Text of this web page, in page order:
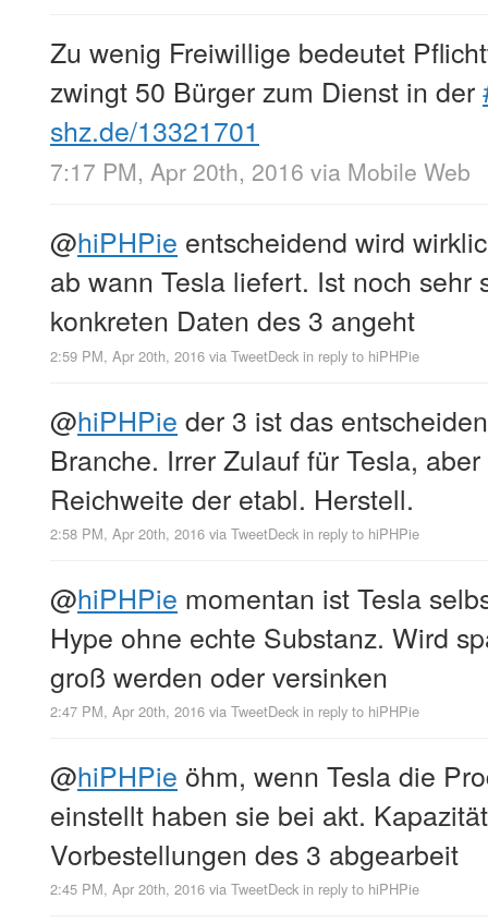
Zu wenig Freiwillige bedeutet
zwingt 50 Bürger zum Dienst in der
shz.de/13321701
7:17 PM, Apr 20th, 2016 via Mobile Web
@hiPHPie entscheidend wird
ab wann Tesla liefert. Ist noch sehr
konkreten Daten des 3 angeht
2:59 PM, Apr 20th, 2016 via TweetDeck in reply to hiPHPie
@hiPHPie der 3 ist das
Branche. Irrer Zulauf für Tesla,
Reichweite der etabl. Herstell.
2:58 PM, Apr 20th, 2016 via TweetDeck in reply to hiPHPie
@hiPHPie momentan ist Tesla
Hype ohne echte Substanz. Wird
groß werden oder versinken
2:47 PM, Apr 20th, 2016 via TweetDeck in reply to hiPHPie
@hiPHPie öhm, wenn Tesla die
einstellt haben sie bei akt.
Vorbestellungen des 3 abgearbeit
2:45 PM, Apr 20th, 2016 via TweetDeck in reply to hiPHPie